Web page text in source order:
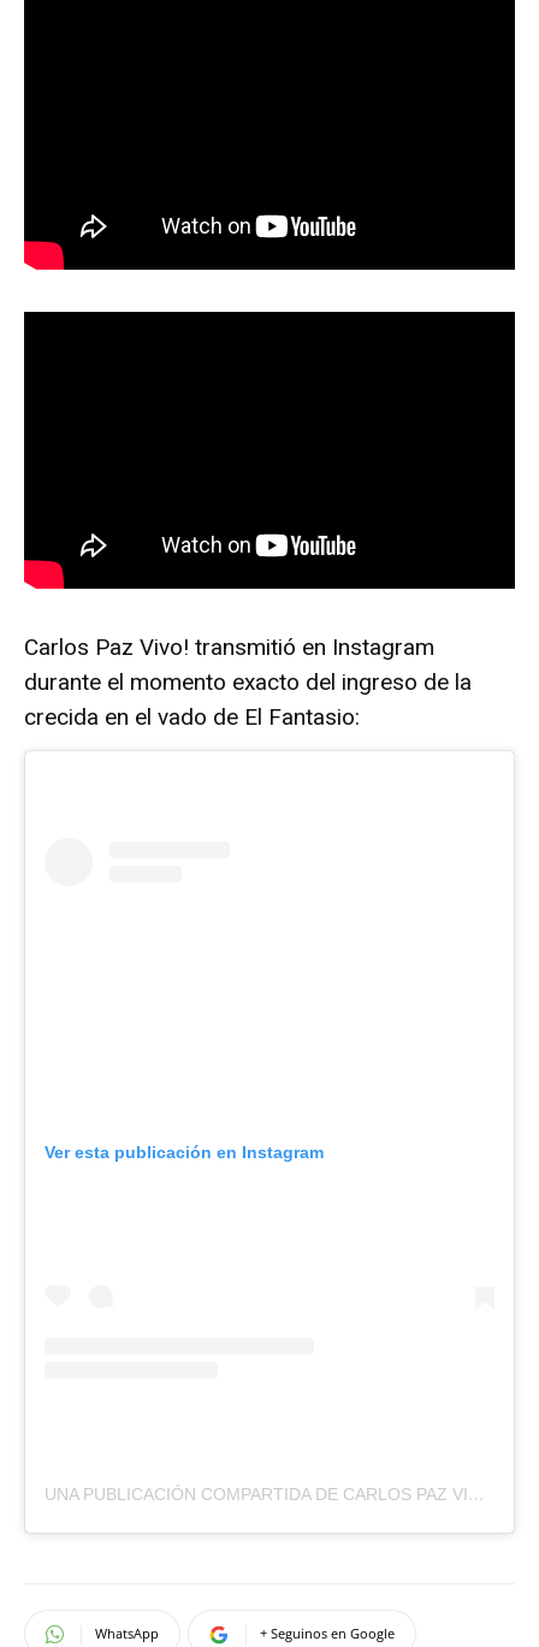
Carlos Paz Vivo! transmitió en Instagram
durante el momento exacto del ingreso de la
crecida en el vado de El Fantasio:
Ver esta publicación en Instagram
UNA PUBLICACIÓN COMPARTIDA DE CARLOS PAZ VIVO (@CARLOSPAZVIVO)
WhatsApp + Seguinos en Google